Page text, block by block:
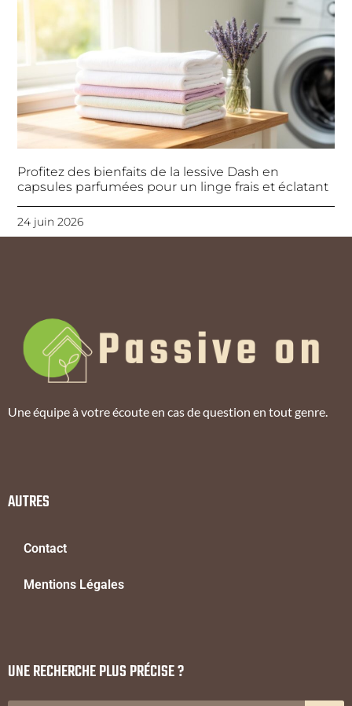
Profitez des bienfaits de la lessive Dash en
capsules parfumées pour un linge frais et éclatant
24 juin 2026
Une équipe à votre écoute en cas de question en tout genre.
AUTRES
Contact
Mentions Légales
UNE RECHERCHE PLUS PRÉCISE ?